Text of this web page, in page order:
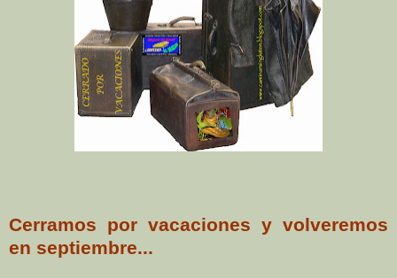
Cerramos por vacaciones y volveremos
en septiembre...